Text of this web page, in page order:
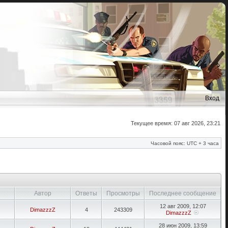
Вход
Текущее время: 07 авг 2026, 23:21
Часовой пояс: UTC + 3 часа
Автор Ответы Просмотры Последнее сообщение
DimazzzZ 4 243309
12 авг 2009, 12:07
DimazzzZ
28 июн 2009, 13:59